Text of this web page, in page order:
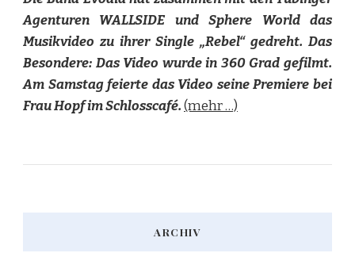
Agenturen WALLSIDE und Sphere World das
Musikvideo zu ihrer Single „Rebel“ gedreht. Das
Besondere: Das Video wurde in 360 Grad gefilmt.
Am Samstag feierte das Video seine Premiere bei
Frau Hopf im Schlosscafé.(mehr …)
ARCHIV